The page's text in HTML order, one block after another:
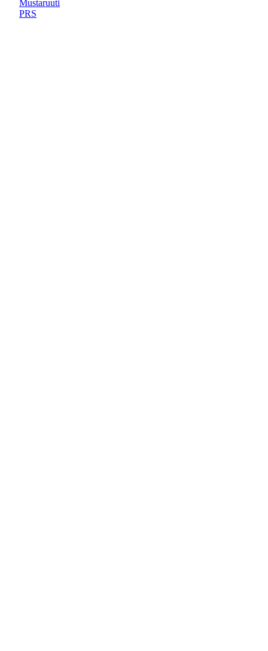
Mustaruuti
PRS